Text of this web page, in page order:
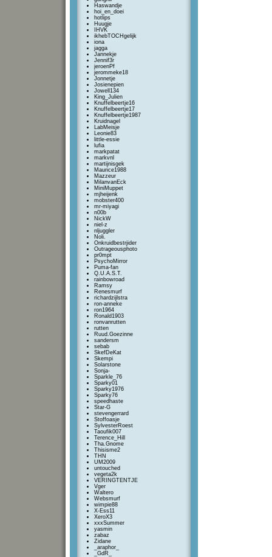
Haswandje
hoi_en_doei
hotlips
Huugje
IHVK
ikhebTOCHgelijk
iona
jagga
Jannekje
Jennif3r
jeroenPf
jerommeke18
Jonnetje
Josienepien
Jowell134
King_Julien
Knuffelbeertje16
Knuffelbeertje17
Knuffelbeertje1987
Kruidnagel
LabMeisje
Leonie83
little-essie
lufia
markpatat
markvnl
martijnisgek
Maurice1988
Mazzeur
MilanvanEck
MiniMuppet
mjheijenk
mobster400
mr-miyagi
n00b
NickW
niel-z
nljuggler
Noli.
Onkruidbestrjider
Outrageousphoto
pr0mpt
PsychoMirror
Puma-fan
Q.U.A.S.T.
rainbowroad
Ramsy
Renesmurf
richardzijlstra
ron-anneke
ron1964
Ronald1903
ronvanrutten
rutten
Ruud.Goezinne
sandersm
sebab
SkefDeKat
Skempi
Solarstone
Sonja-
Sparkle_76
Sparky01
Sparky1976
Sparky76
speedhaste
Star-G
stevengerrard
Stoffoasje
SylvesterRoest
Taoufik007
Terence_Hill
Tha.Gnome
Thisisme2
THN
UM2009
untouched
vegeta2k
VERINGTENTJE
Vger
Waltero
Websmurf
wimpie88
X-Ess11
XeroX3
xxxSummer
yasmin
zabaz
Zidane
_araphor_
_GdR_